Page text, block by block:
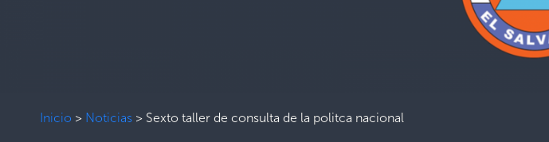
Inicio > Noticias > Sexto taller de consulta de la politca nacional